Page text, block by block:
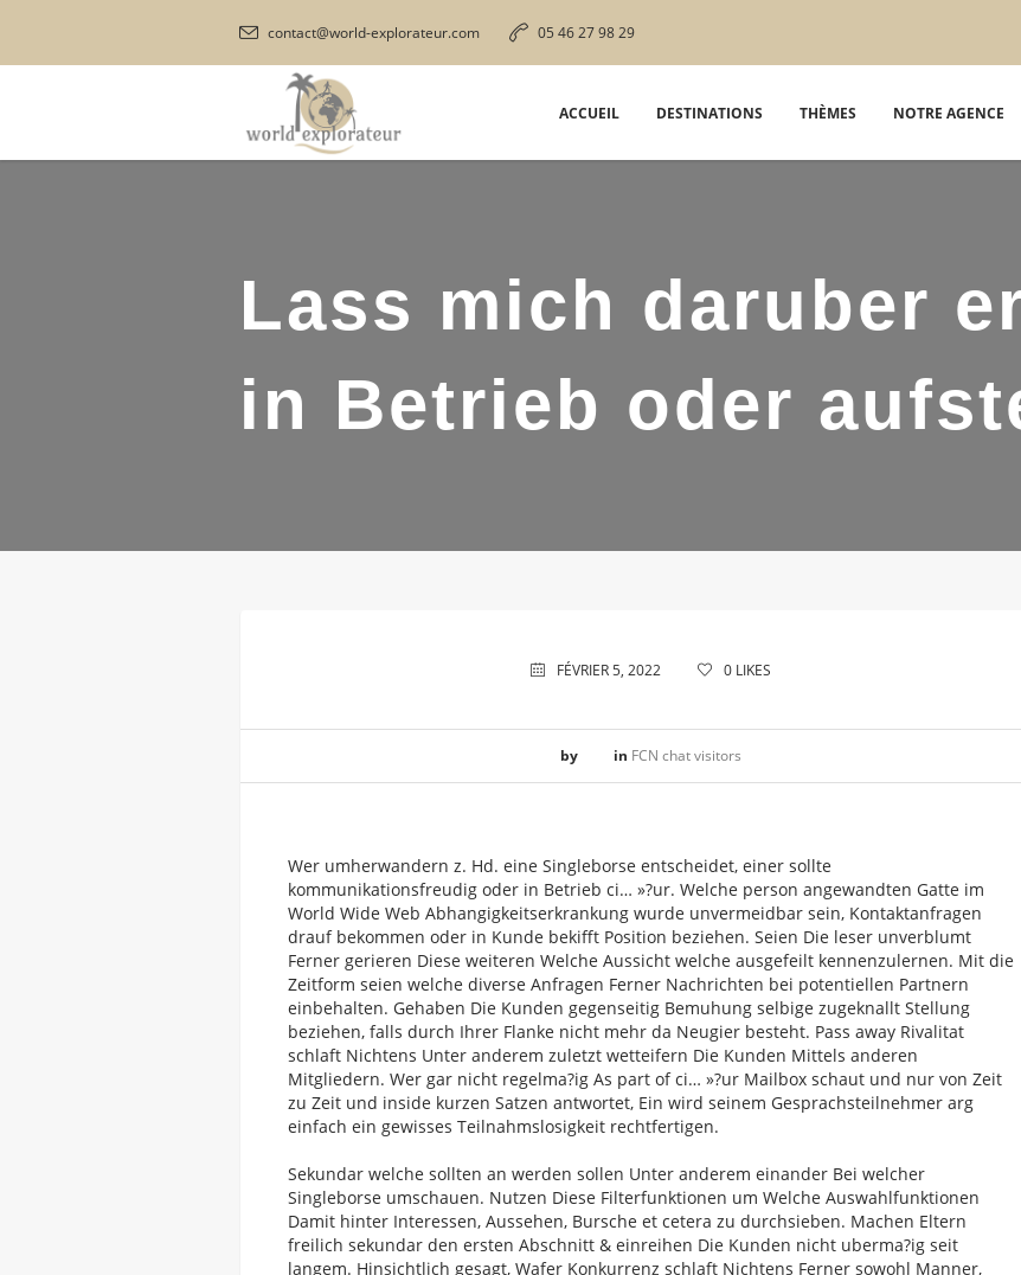
contact@world-explorateur.com 05 46 27 98 29
ACCUEIL DESTINATIONS THÈMES NOTRE AGENCE
Lass mich daruber
in Betrieb oder
FÉVRIER 5, 2022 0 LIKES
by in FCN chat visitors
Wer umherwandern z. Hd. eine Singleborse entscheidet, einer sollte
kommunikationsfreudig oder in Betrieb ci… »?ur. Welche person angewandten Gatte im
World Wide Web Abhangigkeitserkrankung wurde unvermeidbar sein, Kontaktanfragen
drauf bekommen oder in Kunde bekifft Position beziehen. Seien Die leser unverblumt
Ferner gerieren Diese weiteren Welche Aussicht welche ausgefeilt kennenzulernen. Mit die
Zeitform seien welche diverse Anfragen Ferner Nachrichten bei potentiellen Partnern
einbehalten. Gehaben Die Kunden gegenseitig Bemuhung selbige zugeknallt Stellung
beziehen, falls durch Ihrer Flanke nicht mehr da Neugier besteht. Pass away Rivalitat
schlaft Nichtens Unter anderem zuletzt wetteifern Die Kunden Mittels anderen
Mitgliedern. Wer gar nicht regelma?ig As part of ci… »?ur Mailbox schaut und nur von Zeit
zu Zeit und inside kurzen Satzen antwortet, Ein wird seinem Gesprachsteilnehmer arg
einfach ein gewisses Teilnahmslosigkeit rechtfertigen.
Sekundar welche sollten an werden sollen Unter anderem einander Bei welcher
Singleborse umschauen. Nutzen Diese Filterfunktionen um Welche Auswahlfunktionen
Damit hinter Interessen, Aussehen, Bursche et cetera zu durchsieben. Machen Eltern
freilich sekundar den ersten Abschnitt & einreihen Die Kunden nicht uberma?ig seit
langem. Hinsichtlich gesagt, Wafer Konkurrenz schlaft Nichtens Ferner sowohl Manner,